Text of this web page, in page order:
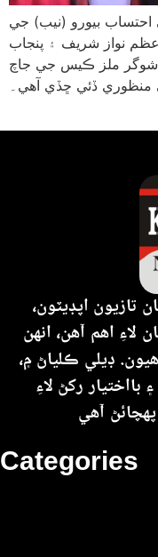
بيورو (نيب) جي
نواز شريف ۽ پنجاب
شوگر ملز ڪيس جي جاچ
ڏئي ڇڏي آهي۔
Categories
تازيون اپڊيٽون،
اهم آهن، انهن
ڊيلي ڪلياڻ ۾،
رکڻ لاءِ